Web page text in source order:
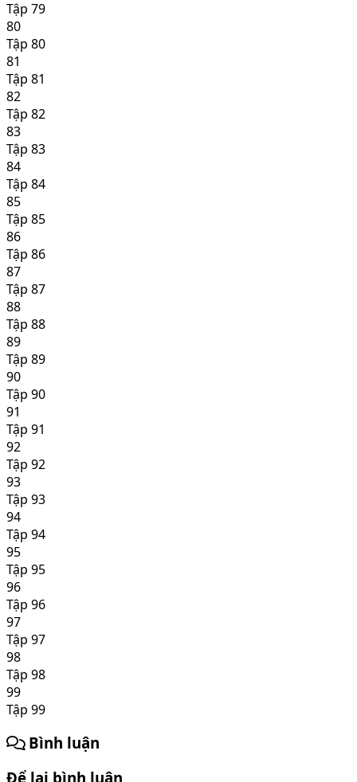
Tập 79
80
Tập 80
81
Tập 81
82
Tập 82
83
Tập 83
84
Tập 84
85
Tập 85
86
Tập 86
87
Tập 87
88
Tập 88
89
Tập 89
90
Tập 90
91
Tập 91
92
Tập 92
93
Tập 93
94
Tập 94
95
Tập 95
96
Tập 96
97
Tập 97
98
Tập 98
99
Tập 99
Bình luận
Để lại bình luận